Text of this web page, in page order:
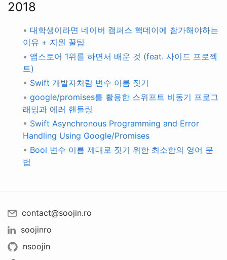
2018
• 대학생이라면 네이버 캠퍼스 핵데이에 참가해야하는
이유 + 지원 꿀팁
• 앱스토어 1위를 하면서 배운 것 (feat. 사이드 프로젝
트)
• Swift 개발자처럼 변수 이름 짓기
• google/promises를 활용한 스위프트 비동기 프로그
래밍과 에러 핸들링
• Swift Asynchronous Programming and Error
Handling Using Google/Promises
• Bool 변수 이름 제대로 짓기 위한 최소한의 영어 문
법
contact@soojin.ro
soojinro
nsoojin